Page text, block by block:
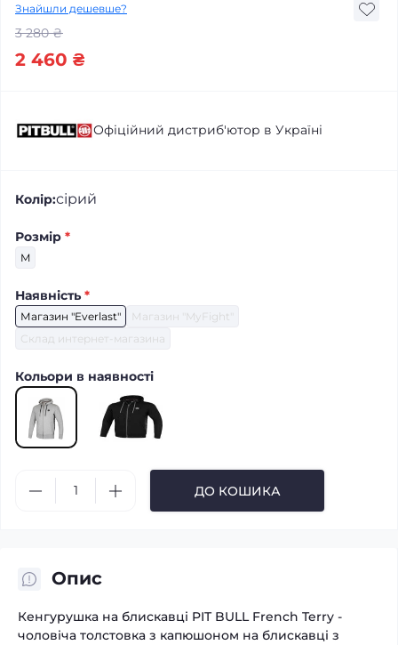
Знайшли дешевше?
3 280 ₴
2 460 ₴
Офіційний дистриб'ютор в Україні
Колір:сірий
Розмір *
M
Наявність *
Магазин "Everlast"
Магазин "MyFight"
Склад интернет-магазина
Кольори в наявності
ДО КОШИКА
Опис
Кенгурушка на блискавці PIT BULL French Terry -
чоловіча толстовка з капюшоном на блискавці з